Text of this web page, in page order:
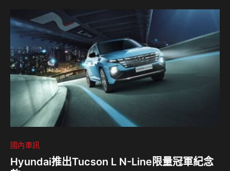
格，在車壇中建立無可取代的辨識度，也成為許多人心中難以
取代的夢想座駕。對於成為MINI車主的每一位愛好者而言，
MINI不只是一台車，更是一種自我風格的延伸、一種生活態度
的展現，也是一份凝聚彼此、共鳴共感…
國內車訊
Hyundai推出Tucson L N-Line限量冠軍紀念